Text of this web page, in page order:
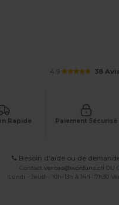
4.9 38
Rapide Paiement Sécurisé
Besoin d'aide ou de
Contact ventes@wordans.ch OU
Lundi - Jeudi : 10h-13h & 14h-17h30